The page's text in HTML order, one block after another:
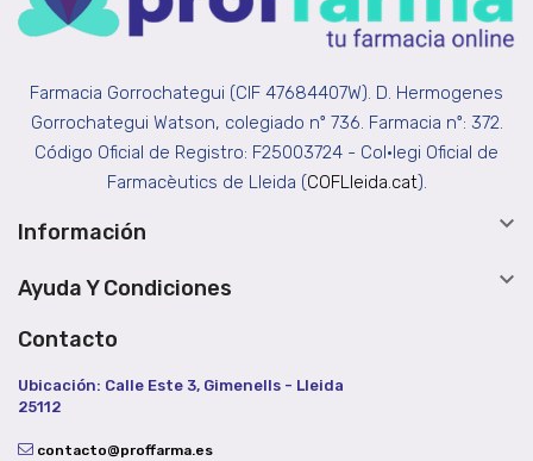
Farmacia Gorrochategui (CIF 47684407W). D. Hermogenes
Gorrochategui Watson, colegiado nº 736. Farmacia nº: 372.
Código Oficial de Registro: F25003724 - Col•legi Oficial de
Farmacèutics de Lleida (COFLleida.cat).
Información 
Ayuda Y Condiciones 
Contacto
Ubicación: Calle Este 3, Gimenells - Lleida
25112
contacto@proffarma.es